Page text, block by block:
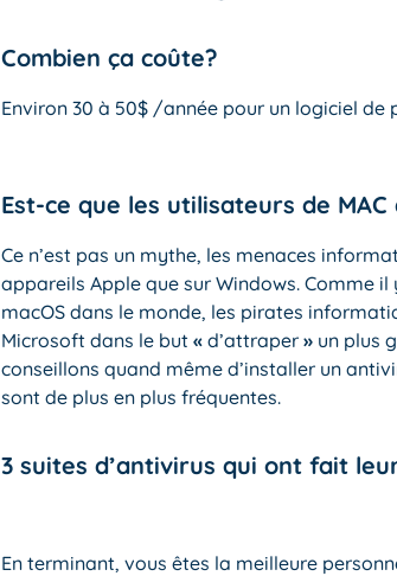
Combien ça coûte?
Environ 30 à 50$ /année pour un logiciel
Est-ce que les utilisateurs de
Ce n’est pas un mythe, les menaces
appareils Apple que sur Windows. Comme
macOS dans le monde, les pirates
Microsoft dans le but « d’attraper » un plus
conseillons quand même d’installer un
sont de plus en plus fréquentes.
3 suites d’antivirus qui ont fait
En terminant, vous êtes la meilleure